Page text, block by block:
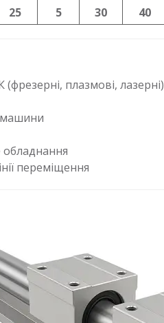
25 5 30 40
плазмові, лазерні)
машини
переміщення